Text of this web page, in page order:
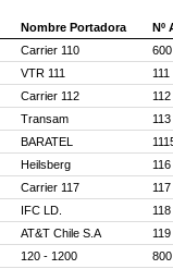
Nombre Portadora
Nº
Carrier 110
VTR 111
Carrier 112
Transam
BARATEL
Heilsberg
Carrier 117
IFC LD.
AT&T Chile S.A
120 - 1200